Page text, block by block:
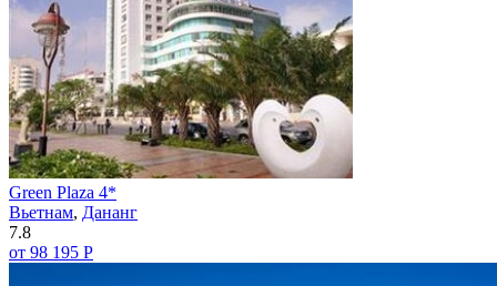
Green Plaza 4*
Вьетнам, Дананг
7.8
от 98 195 Р